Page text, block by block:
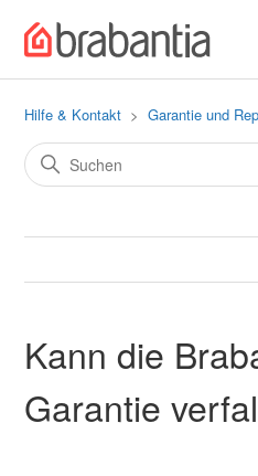
Hilfe & Kontakt Garantie und
Kann die
Garantie